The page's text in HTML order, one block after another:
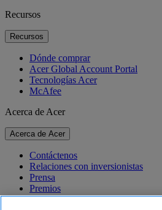
Recursos
Recursos
Dónde comprar
Acer Global Account Portal
Tecnologías Acer
McAfee
Acerca de Acer
Acerca de Acer
Contáctenos
Relaciones con inversionistas
Prensa
Premios
Eventos